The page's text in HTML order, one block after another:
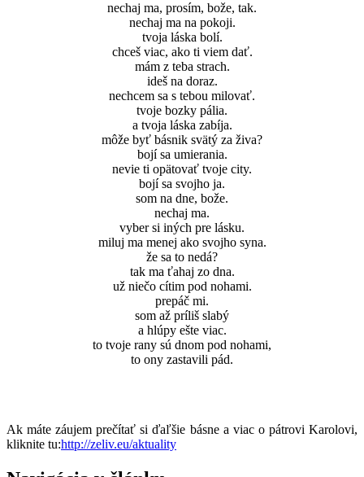
nechaj ma, prosím, bože, tak.
nechaj ma na pokoji.
tvoja láska bolí.
chceš viac, ako ti viem dať.
mám z teba strach.
ideš na doraz.
nechcem sa s tebou milovať.
tvoje bozky pália.
a tvoja láska zabíja.
môže byť básnik svätý za živa?
bojí sa umierania.
nevie ti opätovať tvoje city.
bojí sa svojho ja.
som na dne, bože.
nechaj ma.
vyber si iných pre lásku.
miluj ma menej ako svojho syna.
že sa to nedá?
tak ma ťahaj zo dna.
už niečo cítim pod nohami.
prepáč mi.
som až príliš slabý
a hlúpy ešte viac.
to tvoje rany sú dnom pod nohami,
to ony zastavili pád.
Ak máte záujem prečítať si ďaľšie básne a viac o pátrovi Karolovi,
kliknite tu:http://zeliv.eu/aktuality